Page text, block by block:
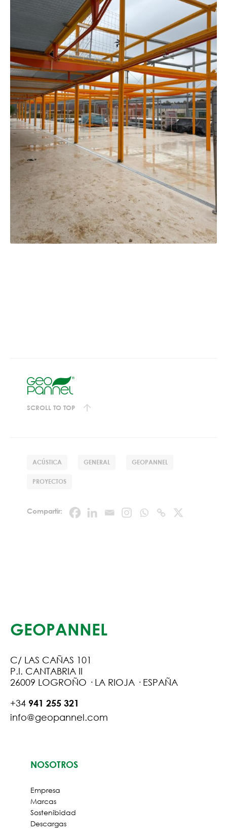
SCROLL TO TOP
ACÚSTICA GENERAL GEOPANNEL
PROYECTOS
Compartir:
GEOPANNEL
C/ LAS CAÑAS 101
P.I. CANTABRIA II
26009 LOGROÑO · LA RIOJA · ESPAÑA
+34 941 255 321
info@geopannel.com
NOSOTROS
Empresa
Marcas
Sostenibidad
Descargas